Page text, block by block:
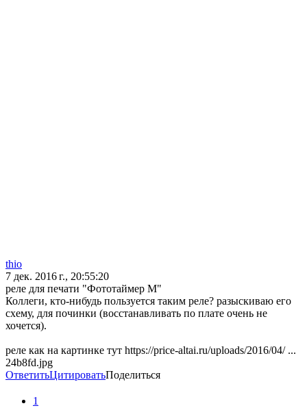
thio
7 дек. 2016 г., 20:55:20
реле для печати "Фототаймер М"
Коллеги, кто-нибудь пользуется таким реле? разыскиваю его
схему, для починки (восстанавливать по плате очень не
хочется).
реле как на картинке тут https://price-altai.ru/uploads/2016/04/ ...
24b8fd.jpg
ОтветитьЦитироватьПоделиться
1